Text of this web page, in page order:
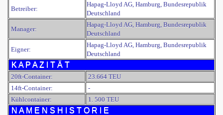
Betreiber:
Hapag-Lloyd AG, Hamburg, Bundesrepublik
Deutschland
Manager:
Hapag-Lloyd AG, Hamburg, Bundesrepublik
Deutschland
Eigner:
Hapag-Lloyd AG, Hamburg, Bundesrepublik
Deutschland
K A P A Z I T Ä T
20ft-Container:
23.664 TEU
14ft-Container:
-
Kühlcontainer:
1. 500 TEU
N A M E N S H I S T O R I E